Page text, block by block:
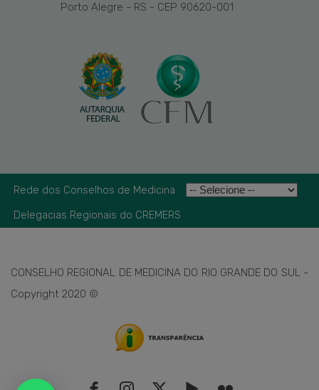
Porto Alegre - RS - CEP 90620-001
Rede dos Conselhos de Medicina
Delegacias Regionais do CREMERS
CONSELHO REGIONAL DE MEDICINA DO RIO GRANDE DO SUL -
Copyright 2020 ©